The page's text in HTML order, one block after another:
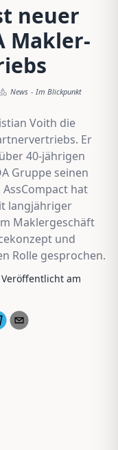
neuer
Makler-
News - Im Blickpunkt
Voith die
Er
40-jährigen
Gruppe seinen
hat
langjähriger
Maklergeschäft
und
Rolle gesprochen.
am